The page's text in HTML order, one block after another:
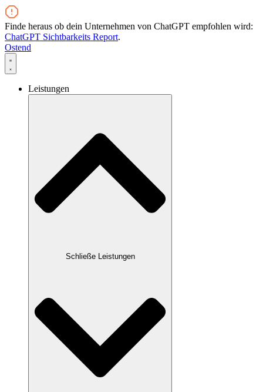
Zum
Inhalt
wechseln
Finde heraus ob dein Unternehmen von ChatGPT empfohlen wird:
ChatGPT Sichtbarkeits Report.
Ostend
Leistungen
Schließe Leistungen